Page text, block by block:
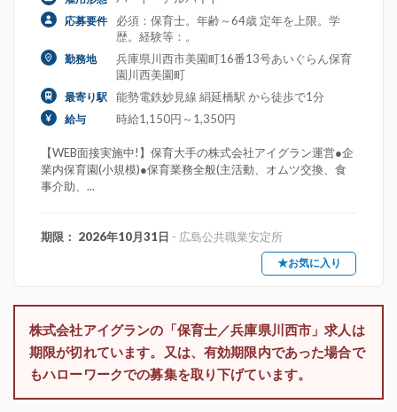
応募要件
必須：保育士。年齢～64歳 定年を上限。学
歴。経験等：。
勤務地
兵庫県川西市美園町16番13号あいぐらん保育
園川西美園町
最寄り駅 能勢電鉄妙見線 絹延橋駅 から徒歩で1分
給与 時給1,150円～1,350円
【WEB面接実施中!】保育大手の株式会社アイグラン運営●企
業内保育園(小規模)●保育業務全般(主活動、オムツ交換、食
事介助、...
期限： 2026年10月31日 - 広島公共職業安定所
★お気に入り
株式会社アイグランの「保育士／兵庫県川西市」求人は
期限が切れています。又は、有効期限内であった場合で
もハローワークでの募集を取り下げています。